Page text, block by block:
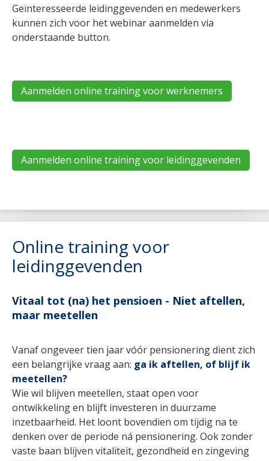
Geïnteresseerde leidinggevenden en medewerkers
kunnen zich voor het webinar aanmelden via
onderstaande button.
Aanmelden online training voor werknemers
Aanmelden online training voor leidinggevenden
Online training voor
leidinggevenden
Vitaal tot (na) het pensioen - Niet aftellen,
maar meetellen
Vanaf ongeveer tien jaar vóór pensionering dient zich
een belangrijke vraag aan: ga ik aftellen, of blijf ik
meetellen?
Wie wil blijven meetellen, staat open voor
ontwikkeling en blijft investeren in duurzame
inzetbaarheid. Het loont bovendien om tijdig na te
denken over de periode ná pensionering. Ook zonder
vaste baan blijven vitaliteit, gezondheid en zingeving